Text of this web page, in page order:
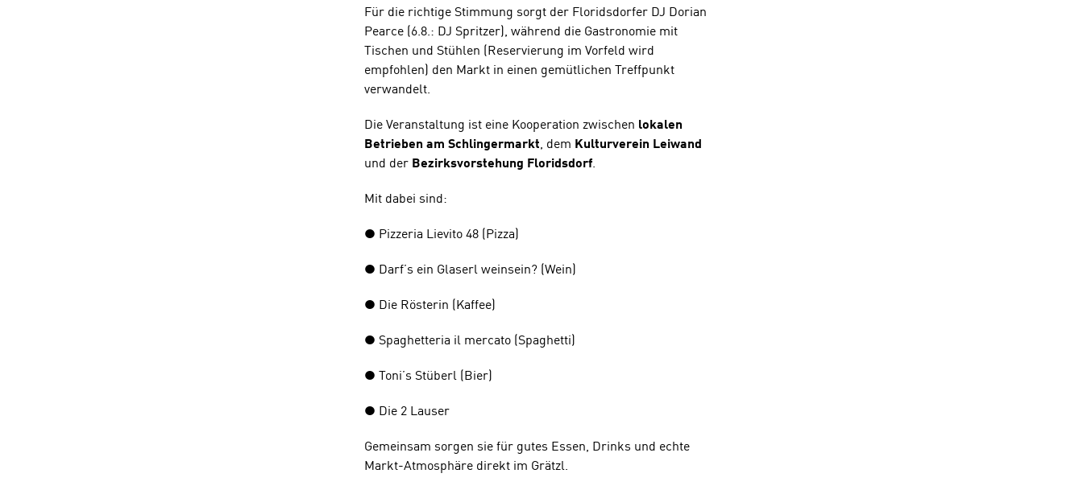
Für die richtige Stimmung sorgt der Floridsdorfer DJ Dorian
Pearce (6.8.: DJ Spritzer), während die Gastronomie mit
Tischen und Stühlen (Reservierung im Vorfeld wird
empfohlen) den Markt in einen gemütlichen Treffpunkt
verwandelt.
Die Veranstaltung ist eine Kooperation zwischen lokalen
Betrieben am Schlingermarkt, dem Kulturverein Leiwand
und der Bezirksvorstehung Floridsdorf.
Mit dabei sind:
● Pizzeria Lievito 48 (Pizza)
● Darf’s ein Glaserl weinsein? (Wein)
● Die Rösterin (Kaffee)
● Spaghetteria il mercato (Spaghetti)
● Toni’s Stüberl (Bier)
● Die 2 Lauser
Gemeinsam sorgen sie für gutes Essen, Drinks und echte
Markt-Atmosphäre direkt im Grätzl.